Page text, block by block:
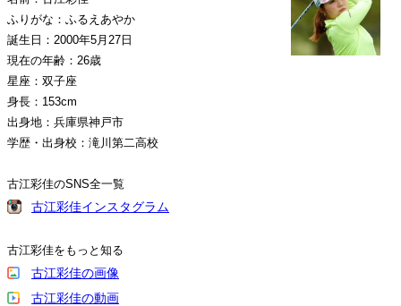
ふりがな：ふるえあやか
誕生日：2000年5月27日
現在の年齢：26歳
星座：双子座
身長：153cm
出身地：兵庫県神戸市
学歴・出身校：滝川第二高校
古江彩佳のSNS全一覧
古江彩佳インスタグラム
古江彩佳をもっと知る
古江彩佳の画像
古江彩佳の動画